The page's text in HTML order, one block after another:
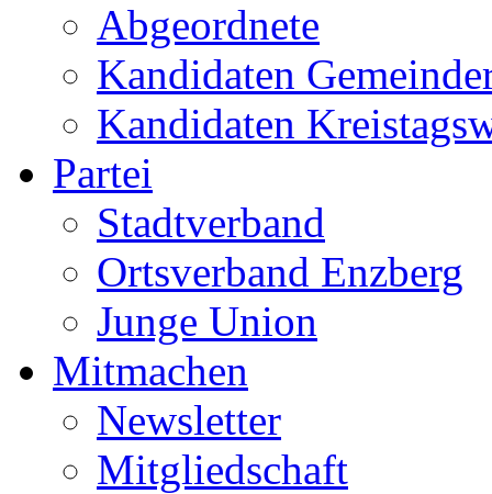
Abgeordnete
Kandidaten
Kandidaten
Partei
Stadtverband
Ortsverband Enzberg
Junge Union
Mitmachen
Newsletter
Mitgliedschaft